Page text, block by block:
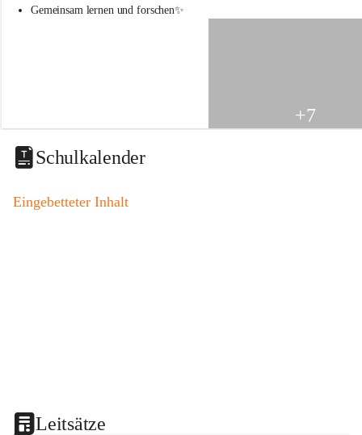
i
t
a
o
Gemeinsam lernen und forschen✨
+7
Schulkalender
Eingebetteter Inhalt
Leitsätze